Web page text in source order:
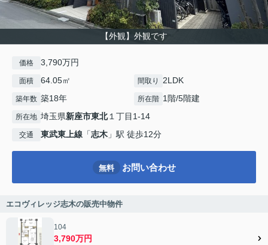
【外観】外観です
価格 3,790万円
面積 64.05㎡ 間取り 2LDK
築年数 築18年 所在階 1階/5階建
所在地 埼玉県新座市東北１丁目1-14
交通 東武東上線 「志木 」駅 徒歩12分
無料 お問い合わせ
エコヴィレッジ志木の販売中物件
104
3,790万円